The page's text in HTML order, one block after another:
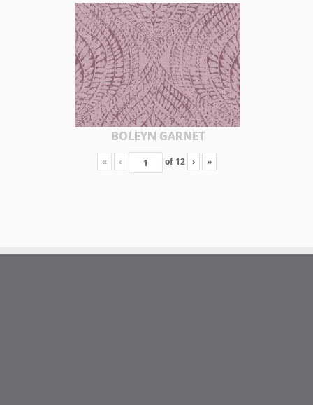
BOLEYN GARNET
« ‹ of 12 › »